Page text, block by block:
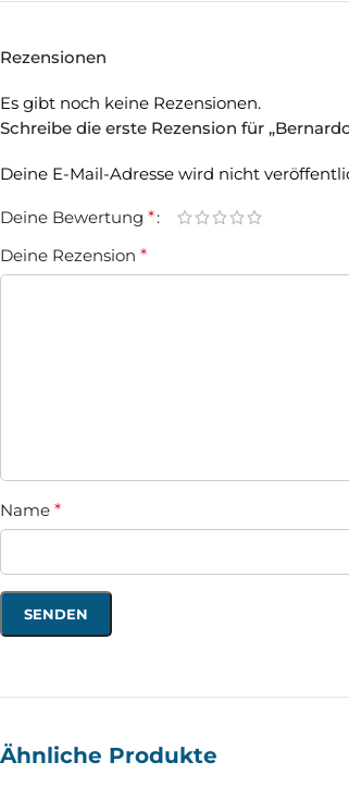
Rezensionen
Es gibt noch keine Rezensionen.
Schreibe die erste Rezension für
Deine E-Mail-Adresse wird nicht
Deine Bewertung *
Deine Rezension *
Name *
Ähnliche Produkte